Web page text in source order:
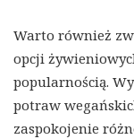
Warto również
opcji
popularnością.
potraw
zaspokojenie